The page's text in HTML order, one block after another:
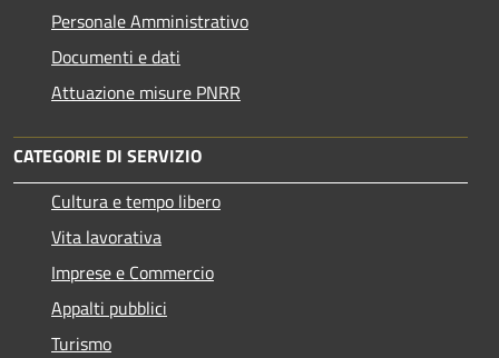
Personale Amministrativo
Documenti e dati
Attuazione misure PNRR
CATEGORIE DI SERVIZIO
Cultura e tempo libero
Vita lavorativa
Imprese e Commercio
Appalti pubblici
Turismo